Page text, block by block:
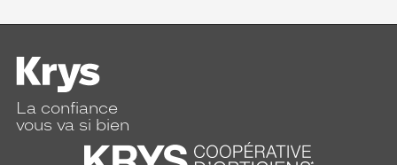
La confiance
vous va si bien